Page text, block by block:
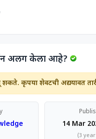
अलग केला आहे?
कृपया शेवटची अद्ययावत
14 Mar
(3